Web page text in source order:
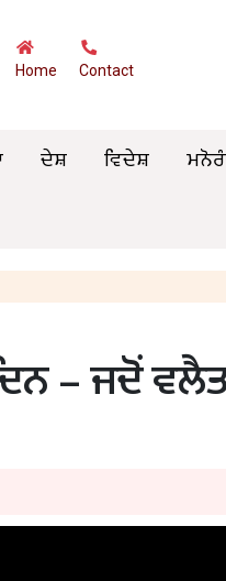
Home Contact
ਦੇਸ਼ ਵਿਦੇਸ਼
– ਜਦੋਂ ਵਲੈਤ